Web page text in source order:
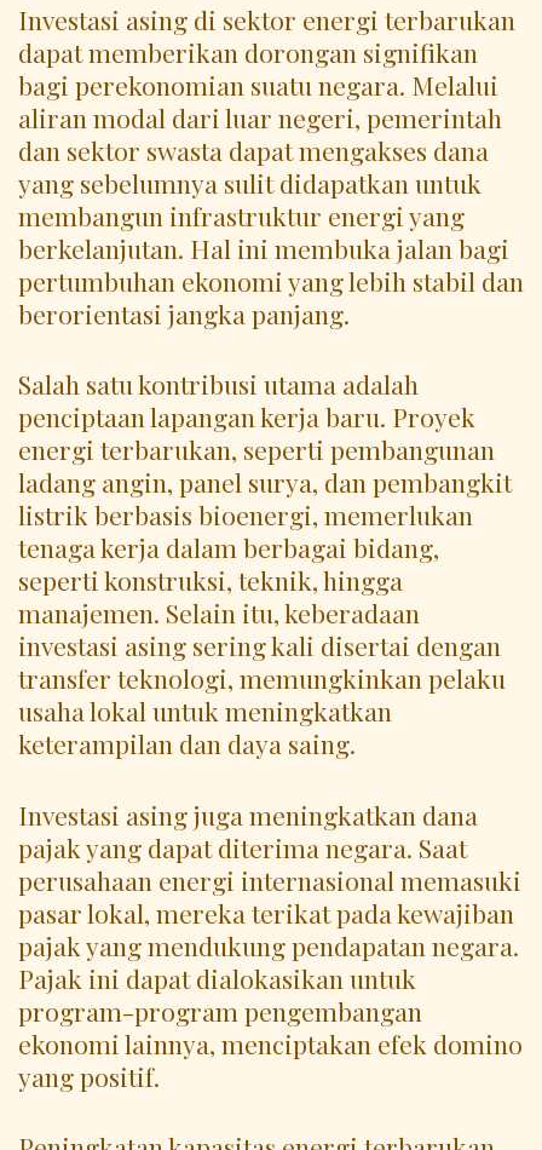
Investasi asing di sektor energi terbarukan
dapat memberikan dorongan signifikan
bagi perekonomian suatu negara. Melalui
aliran modal dari luar negeri, pemerintah
dan sektor swasta dapat mengakses dana
yang sebelumnya sulit didapatkan untuk
membangun infrastruktur energi yang
berkelanjutan. Hal ini membuka jalan bagi
pertumbuhan ekonomi yang lebih stabil dan
berorientasi jangka panjang.
Salah satu kontribusi utama adalah
penciptaan lapangan kerja baru. Proyek
energi terbarukan, seperti pembangunan
ladang angin, panel surya, dan pembangkit
listrik berbasis bioenergi, memerlukan
tenaga kerja dalam berbagai bidang,
seperti konstruksi, teknik, hingga
manajemen. Selain itu, keberadaan
investasi asing sering kali disertai dengan
transfer teknologi, memungkinkan pelaku
usaha lokal untuk meningkatkan
keterampilan dan daya saing.
Investasi asing juga meningkatkan dana
pajak yang dapat diterima negara. Saat
perusahaan energi internasional memasuki
pasar lokal, mereka terikat pada kewajiban
pajak yang mendukung pendapatan negara.
Pajak ini dapat dialokasikan untuk
program-program pengembangan
ekonomi lainnya, menciptakan efek domino
yang positif.